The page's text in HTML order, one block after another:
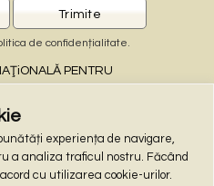
experiența de navigare,
a analiza traficul nostru. Făcând
cu utilizarea cookie-urilor.
de confidențialitate
PENTRU
ONLiNE –